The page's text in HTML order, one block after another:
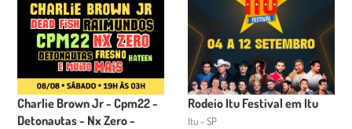
Charlie Brown Jr - Cpm22 -
Detonautas - Nx Zero -
Rodeio Itu Festival em Itu
Itu - SP